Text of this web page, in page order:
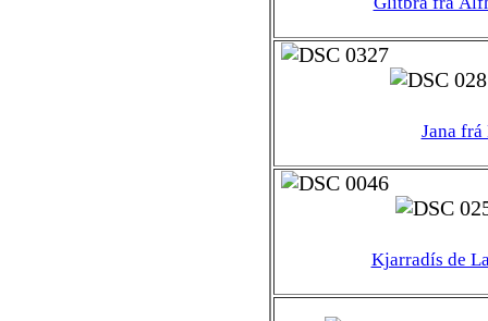
Jana
Kjarradís de